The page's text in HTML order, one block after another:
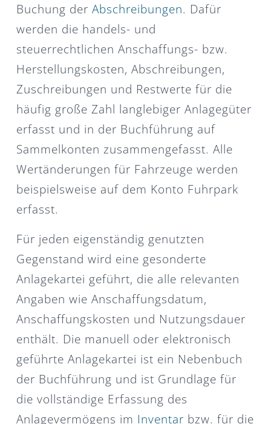
Buchung der Abschreibungen. Dafür
werden die handels- und
steuerrechtlichen Anschaffungs- bzw.
Herstellungskosten, Abschreibungen,
Zuschreibungen und Restwerte für die
häufig große Zahl langlebiger Anlagegüter
erfasst und in der Buchführung auf
Sammelkonten zusammengefasst. Alle
Wertänderungen für Fahrzeuge werden
beispielsweise auf dem Konto Fuhrpark
erfasst.
Für jeden eigenständig genutzten
Gegenstand wird eine gesonderte
Anlagekartei geführt, die alle relevanten
Angaben wie Anschaffungsdatum,
Anschaffungskosten und Nutzungsdauer
enthält. Die manuell oder elektronisch
geführte Anlagekartei ist ein Nebenbuch
der Buchführung und ist Grundlage für
die vollständige Erfassung des
Anlagevermögens im Inventar bzw. für die